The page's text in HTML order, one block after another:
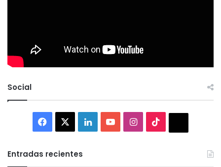
Social
Facebook LinkedInYouTubeInstagram
Entradas recientes